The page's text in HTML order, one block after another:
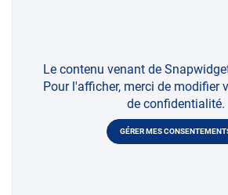
Le contenu venant de
Pour l'afficher, merci de modifier
de confidentialité.
GÉRER MES